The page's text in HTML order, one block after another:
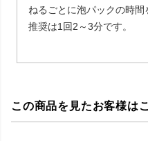
ねるごとに泡パックの時間
推奨は1回2～3分です。
この商品を見たお客様は